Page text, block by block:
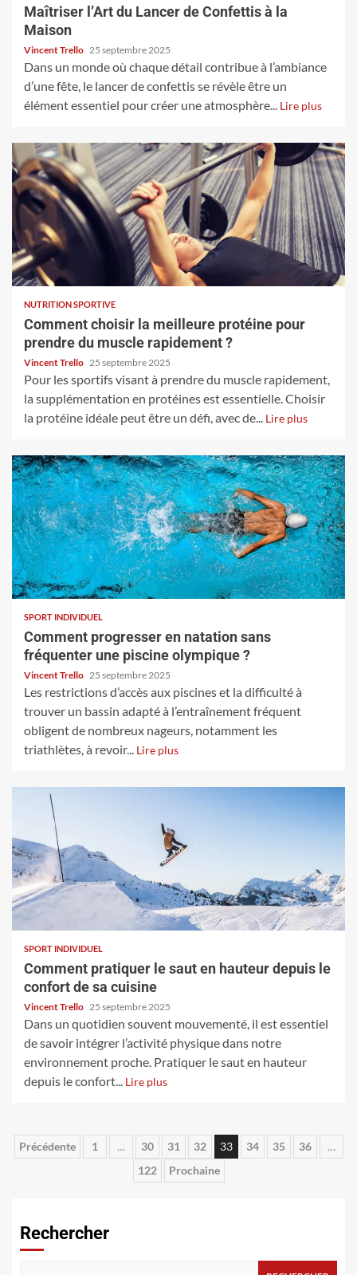
Maîtriser l’Art du Lancer de Confettis à la
Maison
Vincent Trello 25 septembre 2025
Dans un monde où chaque détail contribue à l’ambiance
d’une fête, le lancer de confettis se révèle être un
élément essentiel pour créer une atmosphère... Lire plus
NUTRITION SPORTIVE
Comment choisir la meilleure protéine pour
prendre du muscle rapidement ?
Vincent Trello 25 septembre 2025
Pour les sportifs visant à prendre du muscle rapidement,
la supplémentation en protéines est essentielle. Choisir
la protéine idéale peut être un défi, avec de... Lire plus
SPORT INDIVIDUEL
Comment progresser en natation sans
fréquenter une piscine olympique ?
Vincent Trello 25 septembre 2025
Les restrictions d’accès aux piscines et la difficulté à
trouver un bassin adapté à l’entraînement fréquent
obligent de nombreux nageurs, notamment les
triathlètes, à revoir... Lire plus
SPORT INDIVIDUEL
Comment pratiquer le saut en hauteur depuis le
confort de sa cuisine
Vincent Trello 25 septembre 2025
Dans un quotidien souvent mouvementé, il est essentiel
de savoir intégrer l’activité physique dans notre
environnement proche. Pratiquer le saut en hauteur
depuis le confort... Lire plus
Pagination
Précédente 1 … 30 31 32 33 34 35 36
…
122
Prochaine
Rechercher